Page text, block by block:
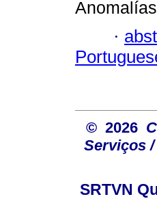
·
© 2026
Serviços
SRTVN